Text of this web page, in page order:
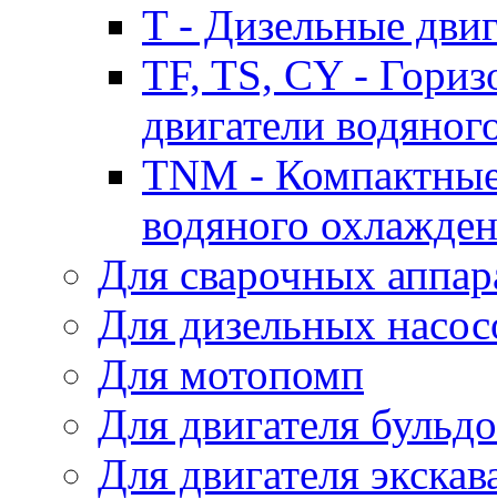
T - Дизельные
TF, TS, CY -
двигатели
TNM -
водяного
Для сварочных
Для дизельных
Для мотопомп
Для двигателя
Для двигателя